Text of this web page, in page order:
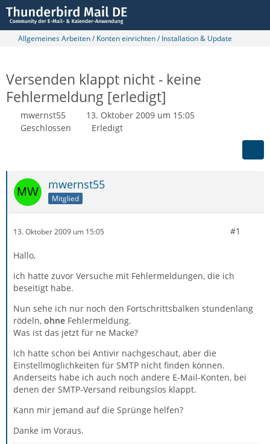
Allgemeines Arbeiten / Konten einrichten / Installation & Update
Versenden klappt nicht - keine
Fehlermeldung [erledigt]
mwernst55
13. Oktober 2009 um 15:05
Geschlossen
Erledigt
mwernst55
Mitglied
13. Oktober 2009 um 15:05 #1
Hallo,
ich hatte zuvor Versuche mit Fehlermeldungen, die ich
beseitigt habe.
Nun sehe ich nur noch den Fortschrittsbalken stundenlang
rödeln, ohne Fehlermeldung.
Was ist das jetzt für ne Macke?
Ich hatte schon bei Antivir nachgeschaut, aber die
Einstellmöglichkeiten für SMTP nicht finden können.
Anderseits habe ich auch noch andere E-Mail-Konten, bei
denen der SMTP-Versand reibungslos klappt.
Kann mir jemand auf die Sprünge helfen?
Danke im Voraus.